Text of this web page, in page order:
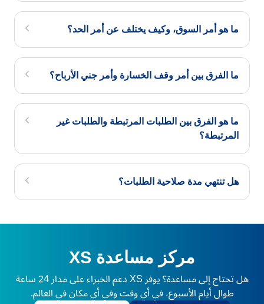
ما هو أمر السوق، وكيف يختلف عن أمر الحد؟
ما الفرق بين أمر وقف الخسارة وأمر جني الأرباح؟
ما هو الفرق بين الطلبات المرتبطة والطلبات غير
المرتبطة؟
هل تنتهي مدة صلاحية الطلبات؟
مركز مساعدة XS
هل تحتاج إلى مساعدة؟ يوفر XS دعم الخبراء على مدار 24 ساعة
طوال أيام الأسبوع، في أي وقت وفي أي مكان في العالم.